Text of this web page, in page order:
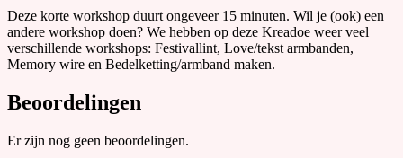
Deze korte workshop duurt ongeveer 15 minuten. Wil je (ook) een
andere workshop doen? We hebben op deze Kreadoe weer veel
verschillende workshops: Festivallint, Love/tekst armbanden,
Memory wire en Bedelketting/armband maken.
Beoordelingen
Er zijn nog geen beoordelingen.